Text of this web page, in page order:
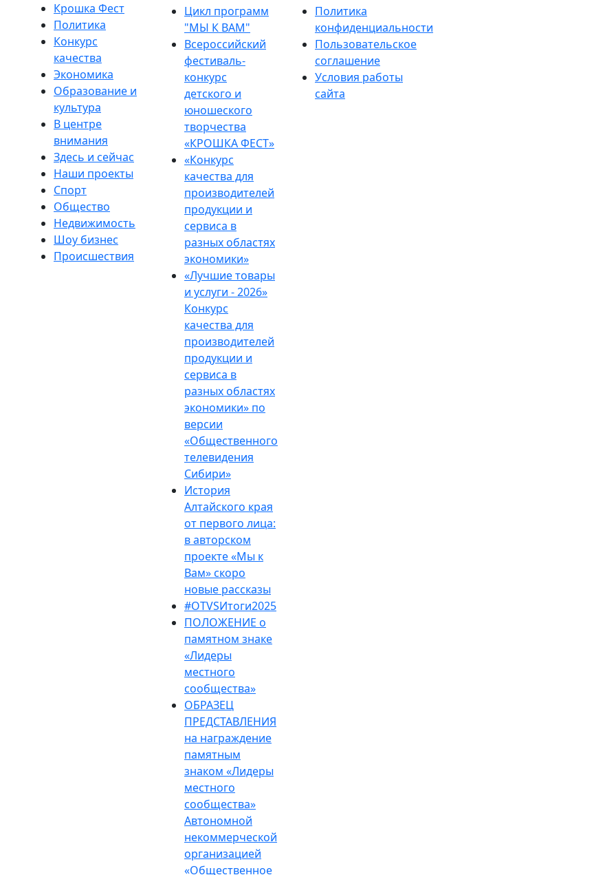
Крошка Фест
Политика
Конкурс
качества
Экономика
Образование и
культура
В центре
внимания
Здесь и сейчас
Наши проекты
Спорт
Общество
Недвижимость
Шоу бизнес
Происшествия
Цикл программ
"МЫ К ВАМ"
Всероссийский
фестиваль-
конкурс
детского и
юношеского
творчества
«КРОШКА ФЕСТ»
«Конкурс
качества для
производителей
продукции и
сервиса в
разных областях
экономики»
«Лучшие товары
и услуги - 2026»
Конкурс
качества для
производителей
продукции и
сервиса в
разных областях
экономики» по
версии
«Общественного
телевидения
Сибири»
История
Алтайского края
от первого лица:
в авторском
проекте «Мы к
Вам» скоро
новые рассказы
#OTVSИтоги2025
ПОЛОЖЕНИЕ о
памятном знаке
«Лидеры
местного
сообщества»
ОБРАЗЕЦ
ПРЕДСТАВЛЕНИЯ
на награждение
памятным
знаком «Лидеры
местного
сообщества»
Автономной
некоммерческой
организацией
«Общественное
Политика
конфиденциальности
Пользовательское
соглашение
Условия работы
сайта